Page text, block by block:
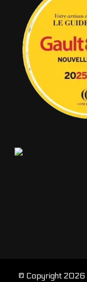
© Copyright 2026